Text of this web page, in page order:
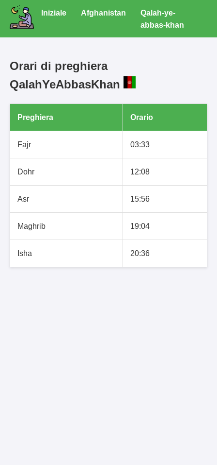
Iniziale Afghanistan
Qalah-ye-
abbas-khan
Orari di preghiera
QalahYeAbbasKhan
Preghiera Orario
Fajr 03:33
Dohr 12:08
Asr 15:56
Maghrib 19:04
Isha 20:36